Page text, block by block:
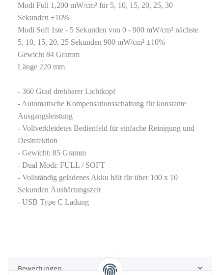
Modi Full 1,200 mW/cm² für 5, 10, 15, 20, 25, 30
Sekunden ±10%
Modi Soft 1ste - 5 Sekunden von 0 - 900 mW/cm² nächste
5, 10, 15, 20, 25 Sekunden 900 mW/cm² ±10%
Gewicht 84 Gramm
Länge 220 mm
- 360 Grad drehbarer Lichtkopf
- Automatische Kompensationsschaltung für konstante
Ausgangsleistung
- Vollverkleidetes Bedienfeld für einfache Reinigung und
Desinfektion
- Gewicht: 85 Gramm
- Dual Modi: FULL / SOFT
- Vollständig geladenes Akku hält für über 100 x 10
Sekunden Äushärtungszeit
- USB Type C Ladung
Bewertungen